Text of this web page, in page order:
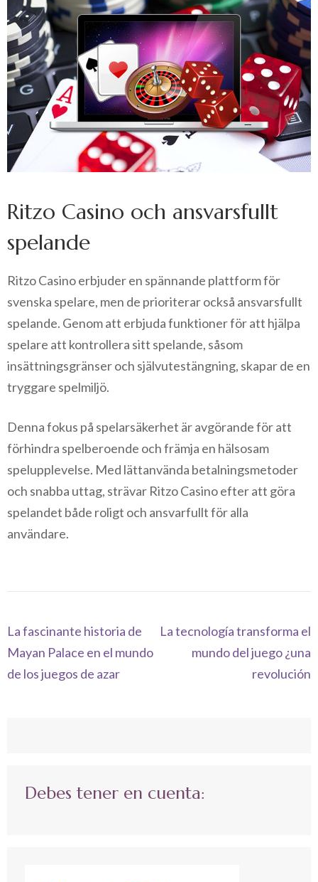
Ritzo Casino och ansvarsfullt
spelande
Ritzo Casino erbjuder en spännande plattform för
svenska spelare, men de prioriterar också ansvarsfullt
spelande. Genom att erbjuda funktioner för att hjälpa
spelare att kontrollera sitt spelande, såsom
insättningsgränser och självutestängning, skapar de en
tryggare spelmiljö.
Denna fokus på spelarsäkerhet är avgörande för att
förhindra spelberoende och främja en hälsosam
spelupplevelse. Med lättanvända betalningsmetoder
och snabba uttag, strävar Ritzo Casino efter att göra
spelandet både roligt och ansvarfullt för alla
användare.
Navegación
de
entradas
La fascinante historia de
Mayan Palace en el mundo
de los juegos de azar
La tecnología transforma el
mundo del juego ¿una
revolución
Debes tener en cuenta: